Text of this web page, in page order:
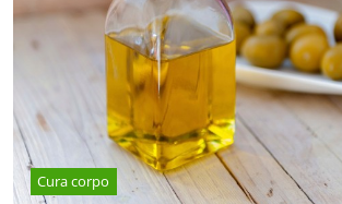
Cura corpo